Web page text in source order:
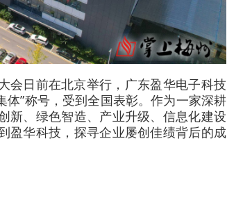
会日前在北京举行，广东盈华电子科技
体”称号，受到全国表彰。作为一家深耕
新、绿色智造、产业升级、信息化建设
盈华科技，探寻企业屡创佳绩背后的成